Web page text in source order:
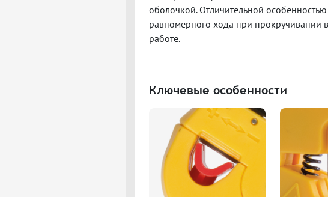
оболочкой. Отличительной
равномерного хода при прокручивании
работе.
Ключевые особенности